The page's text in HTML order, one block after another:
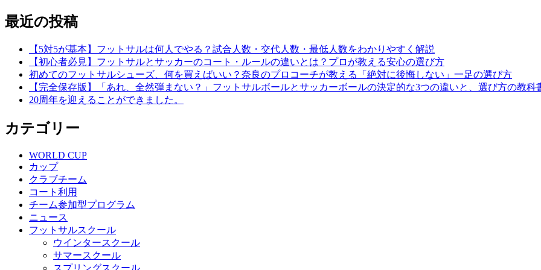
最近の投稿
【5対5が基本】フットサルは何人でやる？試合人数・交代人数・最低人数をわかりやすく解説
【初心者必見】フットサルとサッカーのコート・ルールの違いとは？プロが教える安心の選び方
初めてのフットサルシューズ、何を買えばいい？奈良のプロコーチが教える「絶対に後悔しない」一足の選び方
【完全保存版】「あれ、全然弾まない？」フットサルボールとサッカーボールの決定的な3つの違いと、選び方の教科
20周年を迎えることができました。
カテゴリー
WORLD CUP
カップ
クラブチーム
コート利用
チーム参加型プログラム
ニュース
フットサルスクール
ウインタースクール
サマースクール
スプリングスクール